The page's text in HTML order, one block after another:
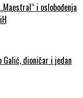
i oslobođenja
Galić, dioničar i jedan